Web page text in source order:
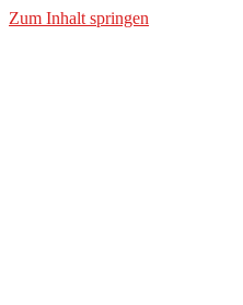
Zum Inhalt springen